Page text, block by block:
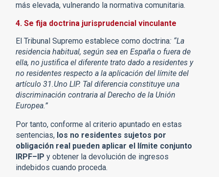
más elevada, vulnerando la normativa comunitaria.
4. Se fija doctrina jurisprudencial vinculante
El Tribunal Supremo establece como doctrina: “La
residencia habitual, según sea en España o fuera de
ella, no justifica el diferente trato dado a residentes y
no residentes respecto a la aplicación del límite del
artículo 31.Uno LIP. Tal diferencia constituye una
discriminación contraria al Derecho de la Unión
Europea.”
Por tanto, conforme al criterio apuntado en estas
sentencias, los no residentes sujetos por
obligación real pueden aplicar el límite conjunto
IRPF–IP y obtener la devolución de ingresos
indebidos cuando proceda.